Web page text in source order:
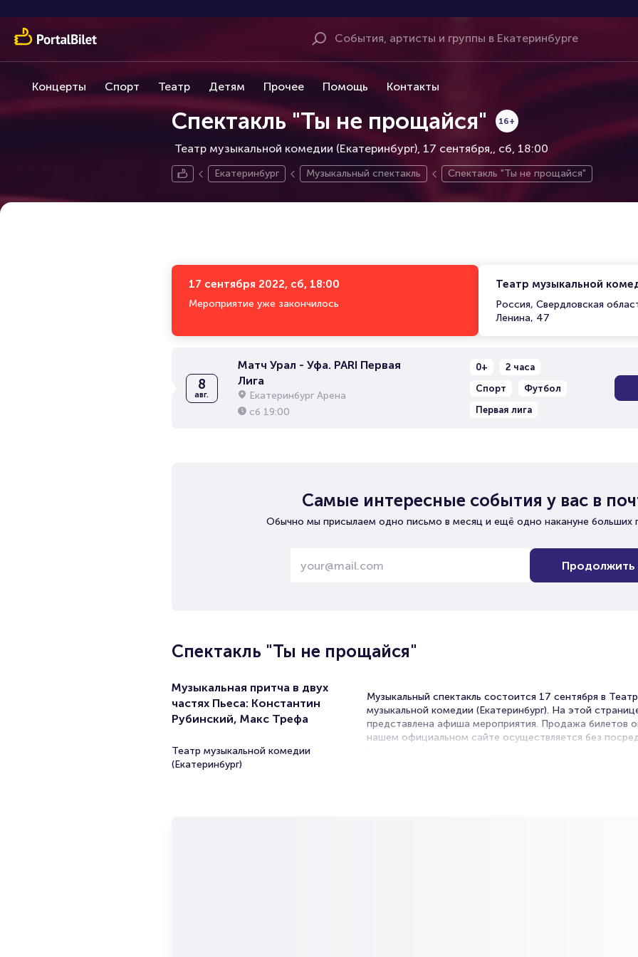
Концерты Спорт Театр Детям Прочее Помощь Контакты
Спектакль "Ты не прощайся"
Театр музыкальной комедии (Екатеринбург), 17 сентября,
16+
сб, 18:00
Екатеринбург Музыкальный спектакль Спектакль "Ты не прощайся"
17 сентября 2022, сб, 18:00
Мероприятие уже закончилось
Театр музыкальной
Россия, Свердловская
Ленина, 47
8
авг.
Матч Урал - Уфа. PARI Первая
Лига
Екатеринбург Арена
сб 19:00
0+
2 часа
Спорт
Футбол
Первая лига
Самые интересные события у вас в
Обычно мы присылаем одно письмо в месяц и ещё одно накануне больших
Продолжить
Спектакль "Ты не прощайся"
Музыкальная притча в двух
частях Пьеса: Константин
Рубинский, Макс Трефа
Театр музыкальной комедии
(Екатеринбург)
Музыкальный спектакль состоится 17 сентября в
музыкальной комедии (Екатеринбург). На этой
представлена афиша мероприятия. Продажа билетов
нашем официальном сайте осуществляется без